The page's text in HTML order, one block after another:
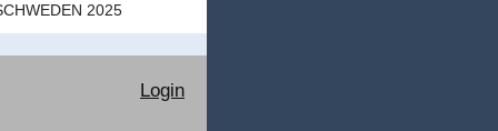
2025
Login